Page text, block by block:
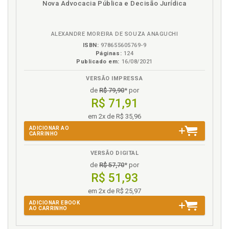
Histórico. Poder político dos antigos, p. 16
Histórico. Poder político dos modernos, p. 31
Histórico. Revolução francesa e a declaração dos
direitos do homem como marcos do Estado
Democrático de Direito, p. 38
Ideário principiológico do acesso à justiça: um breve
histórico das organizações políticas e estatais, p. 15
Ideologia. Aspectos simbólicos, psicológicos e
ideológicos atrelados à noção de justiça e Poder
Introdução, p. 11
J
Nova Advocacia Pública e Decisão Jurídica
ALEXANDRE MOREIRA DE SOUZA ANAGUCHI
ISBN: 978655605769-9
Páginas: 124
Publicado em: 16/08/2021
VERSÃO IMPRESSA
de R$ 79,90* por
R$ 71,91
em 2x de R$ 35,96
ADICIONAR AO
CARRINHO
VERSÃO DIGITAL
de R$ 57,70* por
R$ 51,93
em 2x de R$ 25,97
ADICIONAR EBOOK
AO CARRINHO